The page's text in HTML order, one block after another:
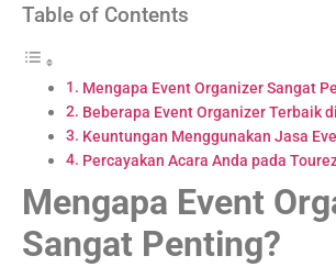
Table of Contents
Mengapa Event Organizer Sangat
Beberapa Event Organizer Terbaik
Keuntungan Menggunakan Jasa
Percayakan Acara Anda pada
Mengapa Event
Sangat Penting?